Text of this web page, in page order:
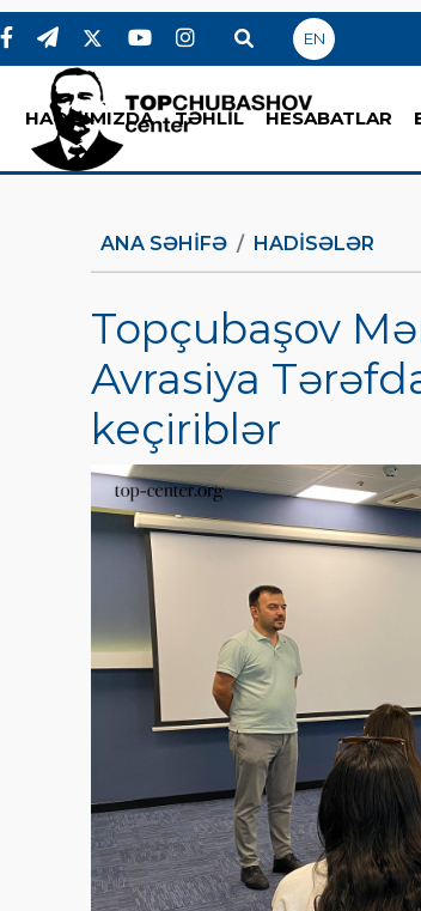
EN
HAQQIMIZDA TƏHLİL HESABATLAR
ANA SƏHIFƏ HADİSƏLƏR
Topçubaşov
Avrasiya
keçiriblər